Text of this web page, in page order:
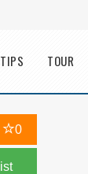
TIPS TOUR
0